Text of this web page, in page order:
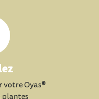
votre Oyas®
plantes